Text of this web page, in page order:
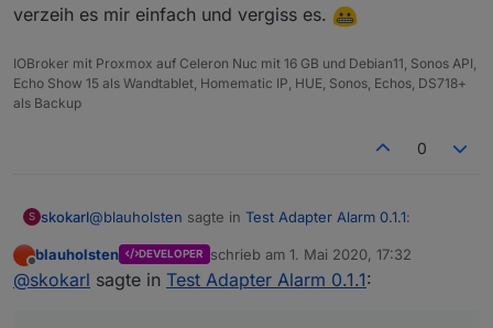
verzeih es mir einfach und vergiss es.
IOBroker mit Proxmox auf Celeron Nuc mit 16 GB und Debian11, Sonos API,
Echo Show 15 als Wandtablet, Homematic IP, HUE, Sonos, Echos, DS718+
als Backup
0
S skokarl@blauholsten sagte in Test Adapter Alarm 0.1.1:
Natürlich darf man das, eher im Gegenteil, ist
Offline
blauholsten DEVELOPER schrieb am 1. Mai 2020, 17:32
zuletzt editiert von
@skokarl sagte in Test Adapter Alarm 0.1.1: